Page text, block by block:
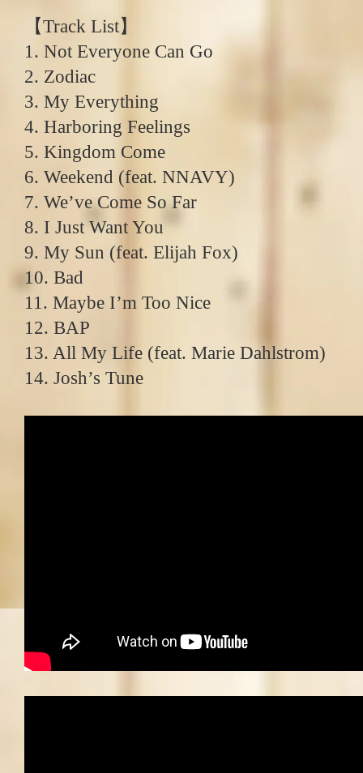
【Track List】
1. Not Everyone Can Go
2. Zodiac
3. My Everything
4. Harboring Feelings
5. Kingdom Come
6. Weekend (feat. NNAVY)
7. We’ve Come So Far
8. I Just Want You
9. My Sun (feat. Elijah Fox)
10. Bad
11. Maybe I’m Too Nice
12. BAP
13. All My Life (feat. Marie Dahlstrom)
14. Josh’s Tune